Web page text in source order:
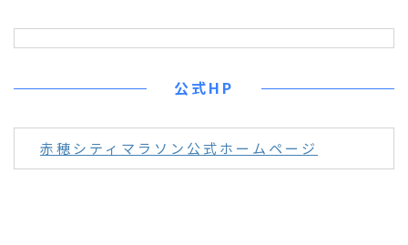
公式HP
赤穂シティマラソン公式ホームページ